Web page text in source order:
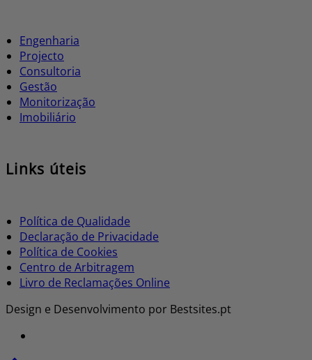
Engenharia
Projecto
Consultoria
Gestão
Monitorização
Imobiliário
Links úteis
Política de Qualidade
Declaração de Privacidade
Política de Cookies
Centro de Arbitragem
Livro de Reclamações Online
Design e Desenvolvimento por Bestsites.pt